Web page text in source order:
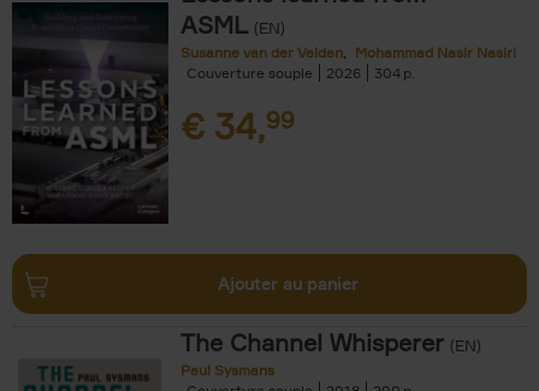
ASML (EN)
Susanne van der Velden
Mohammad Nasir Nasiri
Couverture souple
2026 304
€ 34,99
Ajouter au panier
The Channel Whisperer (EN)
Paul Sysmans